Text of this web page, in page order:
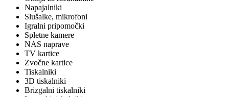
Napajalniki
Slušalke, mikrofoni
Igralni pripomočki
Spletne kamere
NAS naprave
TV kartice
Zvočne kartice
Tiskalniki
3D tiskalniki
Brizgalni tiskalniki